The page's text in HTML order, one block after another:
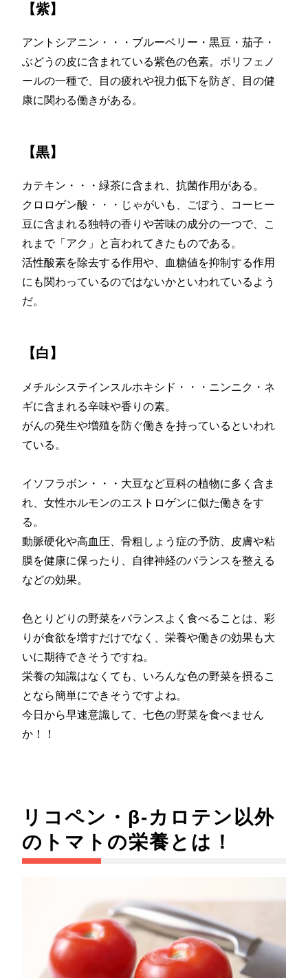
【紫】
アントシアニン・・・ブルーベリー・黒豆・茄子・
ぶどうの皮に含まれている紫色の色素。ポリフェノ
ールの一種で、目の疲れや視力低下を防ぎ、目の健
康に関わる働きがある。
【黒】
カテキン・・・緑茶に含まれ、抗菌作用がある。
クロロゲン酸・・・じゃがいも、ごぼう、コーヒー
豆に含まれる独特の香りや苦味の成分の一つで、こ
れまで「アク」と言われてきたものである。
活性酸素を除去する作用や、血糖値を抑制する作用
にも関わっているのではないかといわれているよう
だ。
【白】
メチルシステインスルホキシド・・・ニンニク・ネ
ギに含まれる辛味や香りの素。
がんの発生や増殖を防ぐ働きを持っているといわれ
ている。
イソフラボン・・・大豆など豆科の植物に多く含ま
れ、女性ホルモンのエストロゲンに似た働きをす
る。
動脈硬化や高血圧、骨粗しょう症の予防、皮膚や粘
膜を健康に保ったり、自律神経のバランスを整える
などの効果。
色とりどりの野菜をバランスよく食べることは、彩
りが食欲を増すだけでなく、栄養や働きの効果も大
いに期待できそうですね。
栄養の知識はなくても、いろんな色の野菜を摂るこ
となら簡単にできそうですよね。
今日から早速意識して、七色の野菜を食べません
か！！
リコペン・β-カロテン以外
のトマトの栄養とは！